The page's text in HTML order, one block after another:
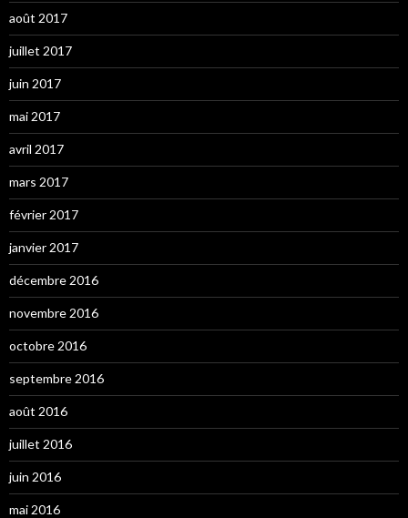
août 2017
juillet 2017
juin 2017
mai 2017
avril 2017
mars 2017
février 2017
janvier 2017
décembre 2016
novembre 2016
octobre 2016
septembre 2016
août 2016
juillet 2016
juin 2016
mai 2016